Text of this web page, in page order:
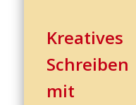
Kreatives
Schreiben
mit